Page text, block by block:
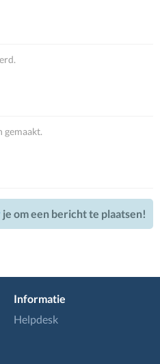
gemaakt.
je om een bericht te plaatsen!
Informatie
Helpdesk